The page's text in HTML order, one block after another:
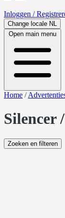
Inloggen /
Change locale NL
Open main menu
Home /
Silencer
Zoeken en filteren